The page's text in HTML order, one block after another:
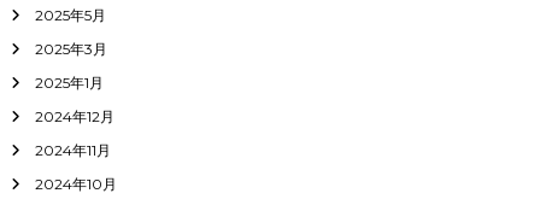
2025年5月
2025年3月
2025年1月
2024年12月
2024年11月
2024年10月